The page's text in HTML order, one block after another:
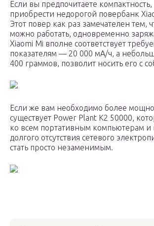
Если вы предпочитаете
приобрести недорогой повербанк
Этот повер как раз замечателен тем,
можно работать, одновременно
Xiaomi Mi вполне соответствует
показателям — 20 000 мА/ч, а
400 граммов, позволит носить его с
Если же вам необходимо более
существует Power Plant K2 50000,
ко всем портативным компьютерам и
долгого отсутствия сетевого
стать просто незаменимым.